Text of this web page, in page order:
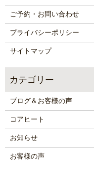
ご予約・お問い合わせ
プライバシーポリシー
サイトマップ
ブログ＆お客様の声
コアヒート
お知らせ
お客様の声